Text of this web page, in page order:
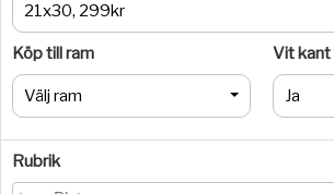
21x30, 299kr
Köp till ram
Välj ram
Vit kant
Ja
Rubrik